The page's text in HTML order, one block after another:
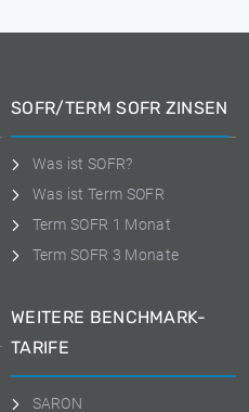
SOFR/TERM SOFR ZINSEN
Was ist SOFR?
Was ist Term SOFR
Term SOFR 1 Monat
Term SOFR 3 Monate
WEITERE BENCHMARK-
TARIFE
SARON